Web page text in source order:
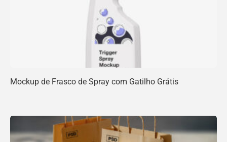
Mockup de Frasco de Spray com Gatilho Grátis